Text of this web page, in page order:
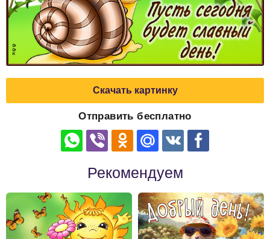
Скачать картинку
Отправить бесплатно
Рекомендуем